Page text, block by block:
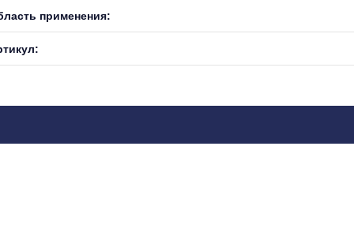
применения: